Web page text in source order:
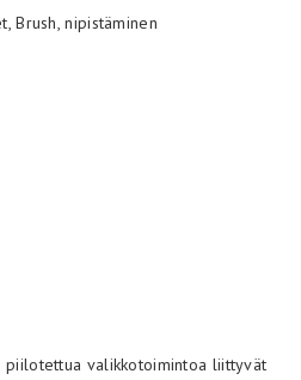
Brush, nipistäminen
piilotettua valikkotoimintoa liittyvät